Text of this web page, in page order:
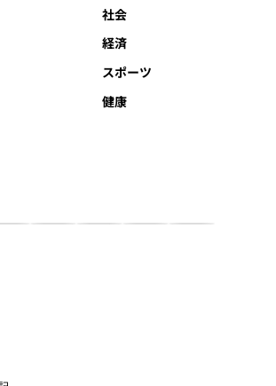
社会
経済
スポーツ
健康